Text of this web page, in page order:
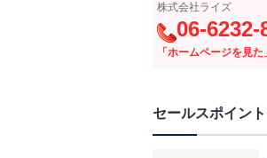
株式会社ライズ
06-6232-
「ホームページを見た
セールスポイント